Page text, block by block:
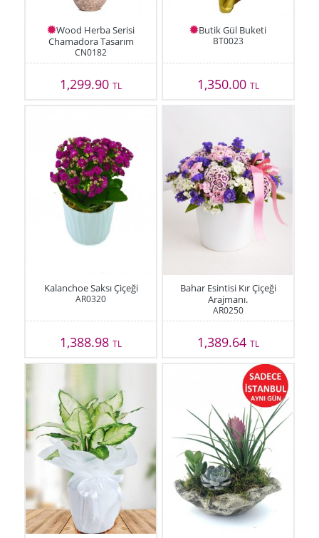
Wood Herba Serisi
Chamadora Tasarım
CN0182
1,299.90TL
Butik Gül Buketi
BT0023
1,350.00 TL
Kalanchoe Saksı Çiçeği
AR0320
1,388.98TL
Bahar Esintisi Kır Çiçeği
Arajmanı.
AR0250
1,389.64 TL